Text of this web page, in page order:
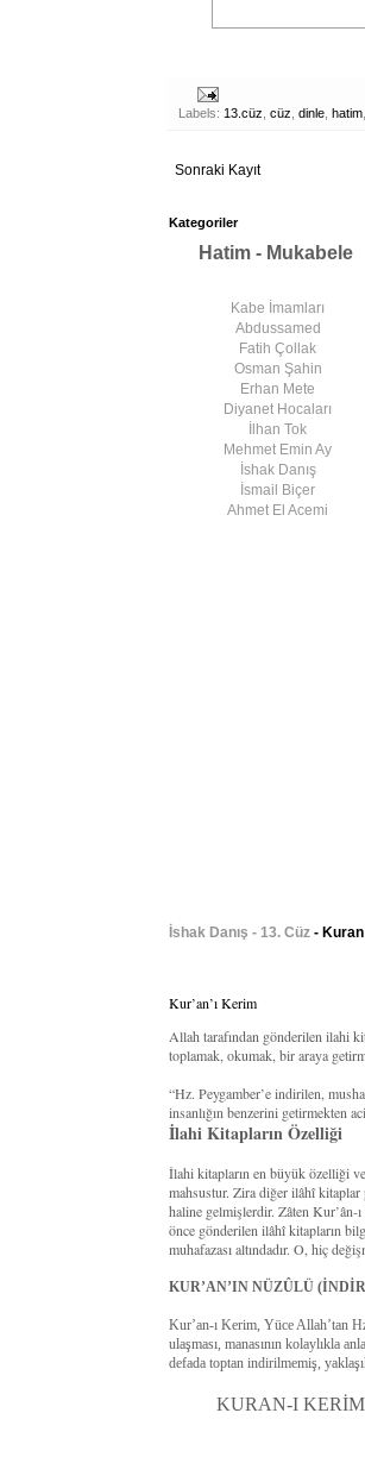
Labels: 13.cüz cüz dinle hatim
Sonraki Kayıt
Kategoriler
Hatim - Mukabele
Kabe İmamları
Abdussamed
Fatih Çollak
Osman Şahin
Erhan Mete
Diyanet Hocaları
İlhan Tok
Mehmet Emin Ay
İshak Danış
İsmail Biçer
Ahmet El Acemi
İshak Danış - 13. Cüz -
Kur’an’ı Kerim
Allah tarafından gönderilen ilahi
toplamak, okumak, bir araya
“Hz. Peygamber’e indirilen,
insanlığın benzerini getirmekten
İlahi Kitapların Özelliği
İlahi kitapların en büyük özelliği
mahsustur. Zira diğer ilâhî kitaplar
haline gelmişlerdir. Zâten
önce gönderilen ilâhî kitapların
muhafazası altındadır. O, hiç
KUR’AN’IN NÜZÛLÜ
Kur’an-ı Kerim, Yüce Allah’tan
ulaşması, manasının kolaylıkla
defada toptan indirilmemiş,
KURAN-I